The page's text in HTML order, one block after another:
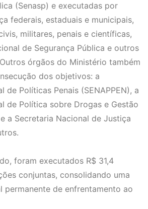
(Senasp) e executadas por
federais, estaduais e municipais,
militares, penais e científicas,
de Segurança Pública e outros
órgãos do Ministério também
dos objetivos: a
de Políticas Penais (SENAPPEN), a
de Política sobre Drogas e Gestão
a Secretaria Nacional de Justiça
foram executados R$ 31,4
conjuntas, consolidando uma
permanente de enfrentamento ao